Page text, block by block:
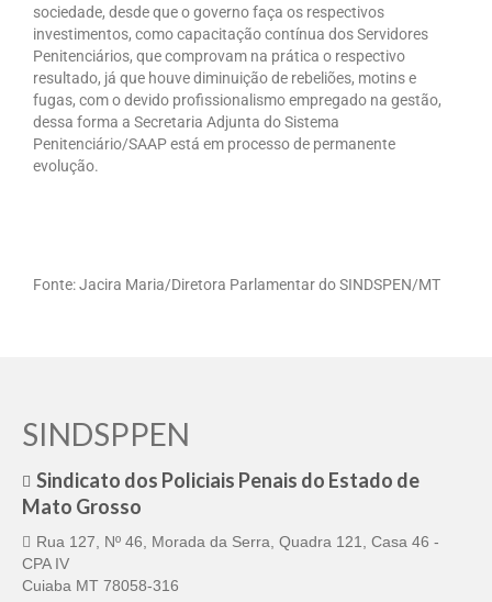
sociedade, desde que o governo faça os respectivos
investimentos, como capacitação contínua dos Servidores
Penitenciários, que comprovam na prática o respectivo
resultado, já que houve diminuição de rebeliões, motins e
fugas, com o devido profissionalismo empregado na gestão,
dessa forma a Secretaria Adjunta do Sistema
Penitenciário/SAAP está em processo de permanente
evolução.
Fonte: Jacira Maria/Diretora Parlamentar do SINDSPEN/MT
SINDSPPEN
Sindicato dos Policiais Penais do Estado de
Mato Grosso
Rua 127, Nº 46, Morada da Serra, Quadra 121, Casa 46 -
CPA IV
Cuiaba MT 78058-316